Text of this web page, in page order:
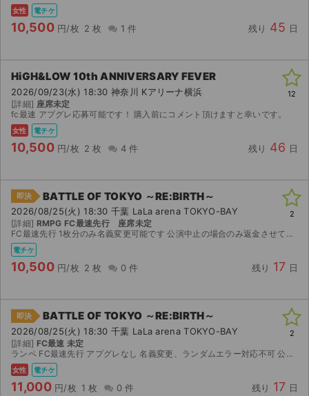
女性 電チケ
10,500 円/枚 2 枚 1 件 残り 45 日
HiGH&LOW 10th ANNIVERSARY FEVER
2026/09/23(水) 18:30 神奈川 Kアリーナ横浜
[詳細] 座席未定
fc最速 アプグレ応募可能です！ 購入前にコメント頂けますと幸いです。
女性 電チケ
10,500 円/枚 2 枚 4 件 残り 46 日
12
即決 BATTLE OF TOKYO ～RE:BIRTH～
2026/08/25(火) 18:30 千葉 LaLa arena TOKYO-BAY
[詳細] RMPG FC最速先行 座席未定
FC最速先行 1枚分のみ名義変更可能です 公演中止の場合のみ返金させていただきます
電チケ
10,500 円/枚 2 枚 0 件 残り 17 日
2
即決 BATTLE OF TOKYO ～RE:BIRTH～
2026/08/25(火) 18:30 千葉 LaLa arena TOKYO-BAY
[詳細] FC最速 未定
ランペ FC最速先行 アプグレなし 名義変更、ランダムエラー対応不可 公演中止の場合のみ返金対応可
女性 電チケ
11,000 円/枚 1 枚 0 件 残り 17 日
2